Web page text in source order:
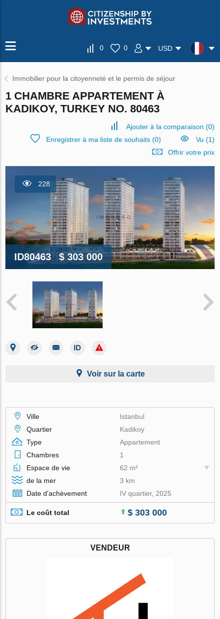
0 0 USD
Immobilier pour la citoyenneté et le permis de séjour
1 CHAMBRE APPARTEMENT À
KADIKOY, TURKEY NO. 80463
Ajouter à la comparaison (0)
Enregistrer à ma liste de souhaits(0)
Vu (1)
Offrir votre prix
228
ID80463 $ 303 000
Voir sur la carte
Ville
Istanbul
Quartier
Kadikoy
Type
Appartement
Chambres
1
Espace de vie
62 m²
de la mer
3 km
Date d'achèvement
IV quartier, 2025
Le coût total $ 303 000
VENDEUR